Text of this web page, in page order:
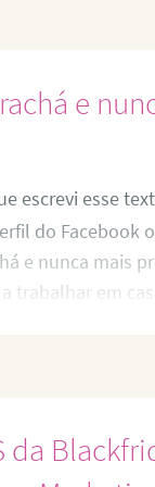
e
escrevi esse
do Facebook
e nunca mais
trabalhar em
que
da